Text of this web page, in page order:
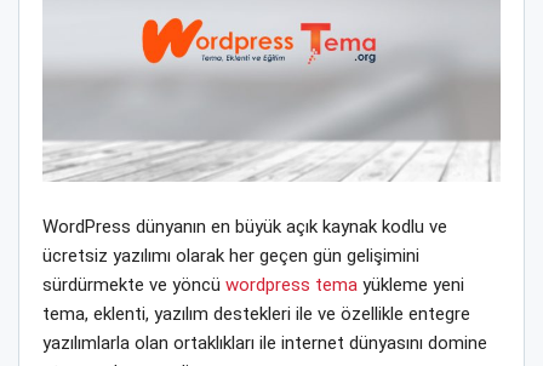
WordPress dünyanın en büyük açık kaynak kodlu ve
ücretsiz yazılımı olarak her geçen gün gelişimini
sürdürmekte ve yöncü wordpress tema yükleme yeni
tema, eklenti, yazılım destekleri ile ve özellikle entegre
yazılımlarla olan ortaklıkları ile internet dünyasını domine